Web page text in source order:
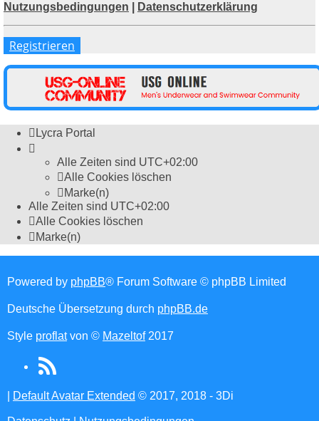
Nutzungsbedingungen
Datenschutzerklärung
Registrieren
Lycra Portal
Alle Zeiten sind UTC+02:00
Alle Cookies löschen
Marke(n)
Alle Zeiten sind UTC+02:00
Alle Cookies löschen
Marke(n)
Powered by phpBB® Forum Software © phpBB Limited
Deutsche Übersetzung durch phpBB.de
Style proflatvon © Mazeltof2017
RSS
(Opens
Default Avatar Extended © 2017, 2018 - 3Di